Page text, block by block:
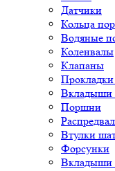
Датчики
Кольца
Водяные
Коленвалы
Клапаны
Вкладыши
Поршни
Втулки
Форсунки
Вкладыши